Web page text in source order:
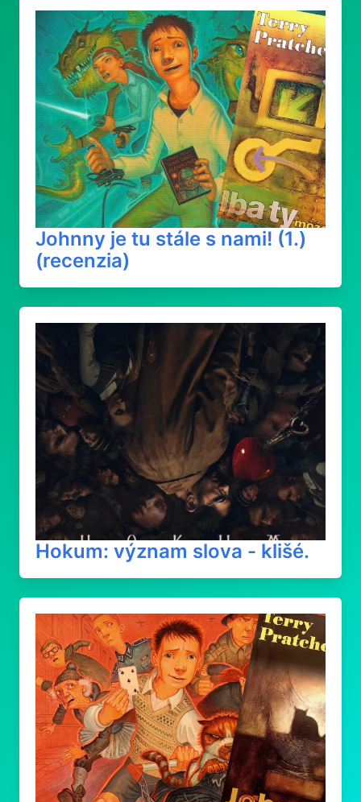
Johnny je tu stále s nami! (1.)
(recenzia)
Hokum: význam slova - klišé.